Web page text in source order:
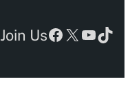
Join UsFacebook
X